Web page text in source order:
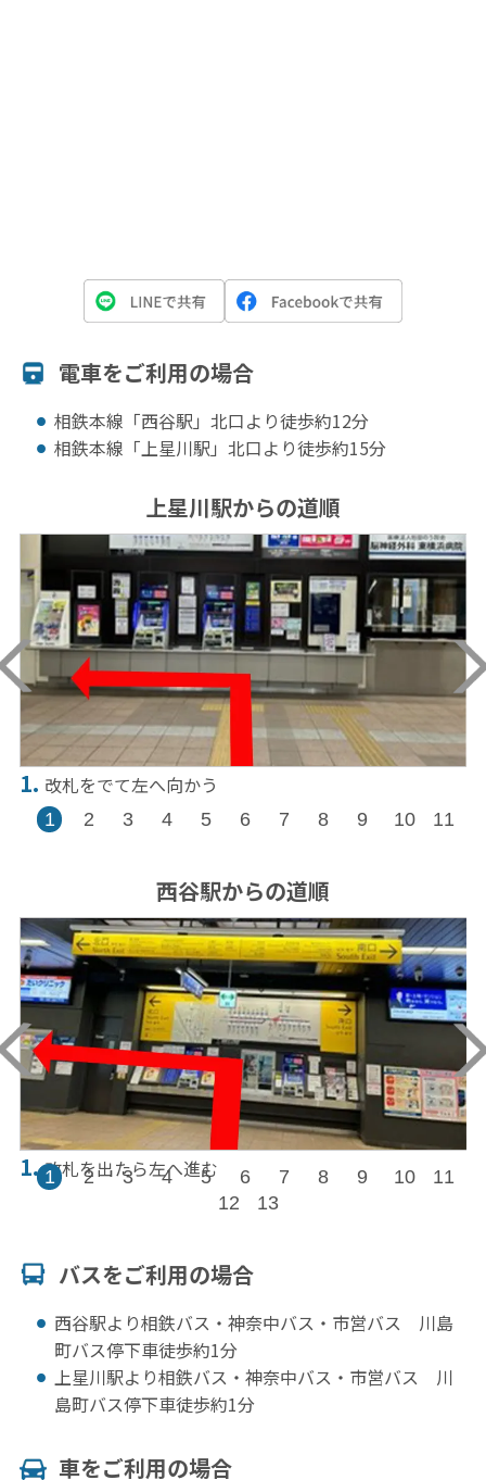
電⾞をご利⽤の場合
相鉄本線「西谷駅」北口より徒歩約12分
相鉄本線「上星川駅」北口より徒歩約15分
上星川駅からの道順
1. 改札をでて左へ向かう
1 2 3 4 5 6 7 8 9 10 11
西谷駅からの道順
1. 改札を出たら左へ進む
1 2 3 4 5 6 7 8 9 10
11
12
13
バスをご利⽤の場合
西谷駅より相鉄バス・神奈中バス・市営バス 川島
町バス停下車徒歩約1分
上星川駅より相鉄バス・神奈中バス・市営バス 川
島町バス停下車徒歩約1分
車をご利⽤の場合